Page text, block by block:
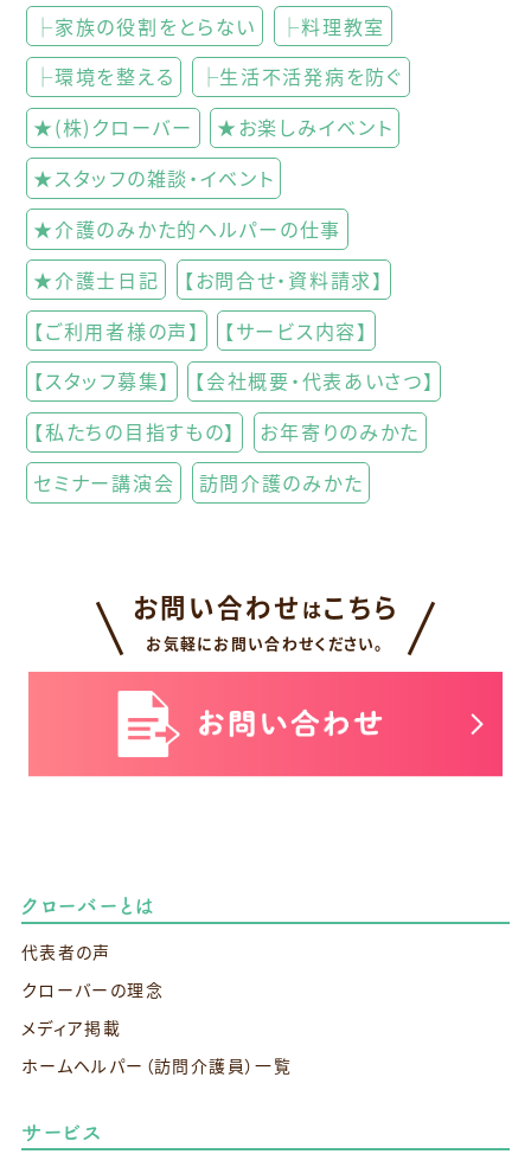
├家族の役割をとらない
├料理教室
├環境を整える
├生活不活発病を防ぐ
★(株)クローバー
★お楽しみイベント
★スタッフの雑談・イベント
★介護のみかた的ヘルパーの仕事
★介護士日記
【お問合せ・資料請求】
【ご利用者様の声】
【サービス内容】
【スタッフ募集】
【会社概要・代表あいさつ】
【私たちの目指すもの】
お年寄りのみかた
セミナー講演会
訪問介護のみかた
お問い合わせ はこちら
お気軽にお問い合わせください。
クローバーとは
代表者の声
クローバーの理念
メディア掲載
ホームヘルパー（訪問介護員）一覧
サービス